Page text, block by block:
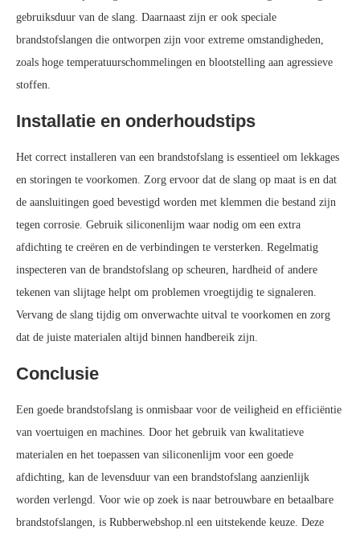
gebruiksduur van de slang. Daarnaast zijn er ook speciale
brandstofslangen die ontworpen zijn voor extreme omstandigheden,
zoals hoge temperatuurschommelingen en blootstelling aan agressieve
stoffen.
Installatie en onderhoudstips
Het correct installeren van een brandstofslang is essentieel om lekkages
en storingen te voorkomen. Zorg ervoor dat de slang op maat is en dat
de aansluitingen goed bevestigd worden met klemmen die bestand zijn
tegen corrosie. Gebruik siliconenlijm waar nodig om een extra
afdichting te creëren en de verbindingen te versterken. Regelmatig
inspecteren van de brandstofslang op scheuren, hardheid of andere
tekenen van slijtage helpt om problemen vroegtijdig te signaleren.
Vervang de slang tijdig om onverwachte uitval te voorkomen en zorg
dat de juiste materialen altijd binnen handbereik zijn.
Conclusie
Een goede brandstofslang is onmisbaar voor de veiligheid en efficiëntie
van voertuigen en machines. Door het gebruik van kwalitatieve
materialen en het toepassen van siliconenlijm voor een goede
afdichting, kan de levensduur van een brandstofslang aanzienlijk
worden verlengd. Voor wie op zoek is naar betrouwbare en betaalbare
brandstofslangen, is Rubberwebshop.nl een uitstekende keuze. Deze